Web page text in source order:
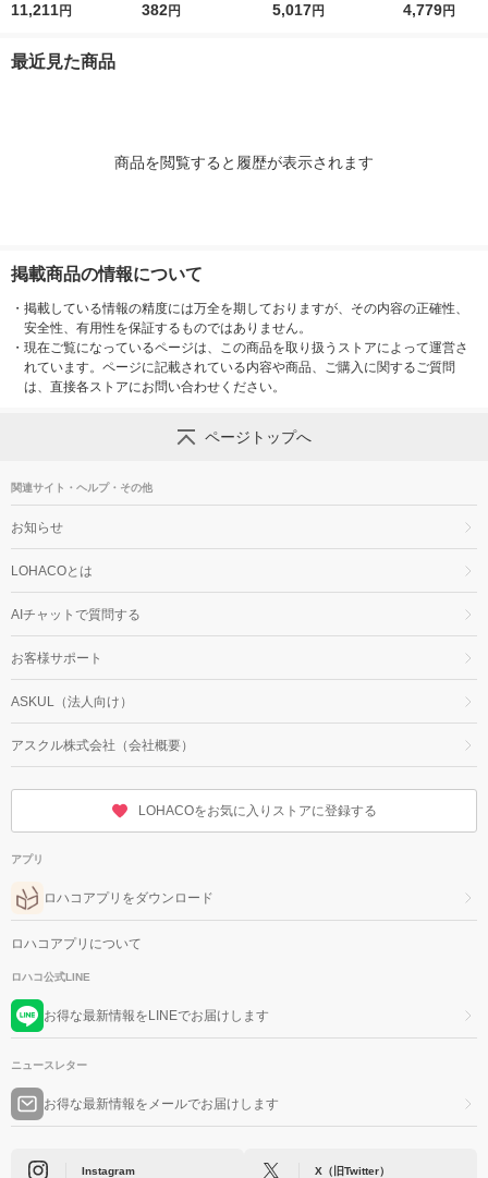
ムイオンバッテリ A-5
11,211円 382円
1m 併用目盛 取手付 6
5,017円 4,779円
最近見た商品
商品を閲覧すると履歴が表示されます
掲載商品の情報について
・ 掲載している情報の精度には万全を期しておりますが、その内容の正確性、
安全性、有用性を保証するものではありません。
・ 現在ご覧になっているページは、この商品を取り扱うストアによって運営さ
れています。ページに記載されている内容や商品、ご購入に関するご質問
は、直接各ストアにお問い合わせください。
ページトップへ
関連サイト・ヘルプ・その他
お知らせ
LOHACOとは
AIチャットで質問する
お客様サポート
ASKUL（法人向け）
アスクル株式会社（会社概要）
LOHACOをお気に入りストアに登録する
アプリ
ロハコアプリをダウンロード
ロハコアプリについて
ロハコ公式LINE
お得な最新情報をLINEでお届けします
ニュースレター
お得な最新情報をメールでお届けします
Instagram X（旧Twitter）